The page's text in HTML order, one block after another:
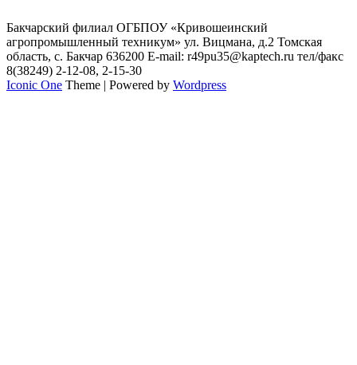
Бакчарский филиал ОГБПОУ «Кривошеинский
агропромышленный техникум» ул. Вицмана, д.2 Томская
область, с. Бакчар 636200 E-mail: r49pu35@kaptech.ru тел/факс
8(38249) 2-12-08, 2-15-30
Iconic One Theme | Powered by Wordpress